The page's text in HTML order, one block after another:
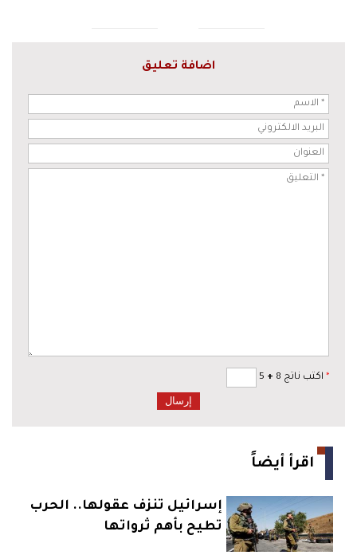
اضافة تعليق
* اكتب ناتج 8 +
اقرأ أيضاً
إسرائيل تنزف عقولها.. الحرب
تطيح بأهم ثرواتها